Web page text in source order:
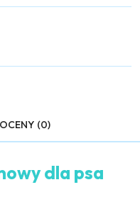
(0)
dla psa